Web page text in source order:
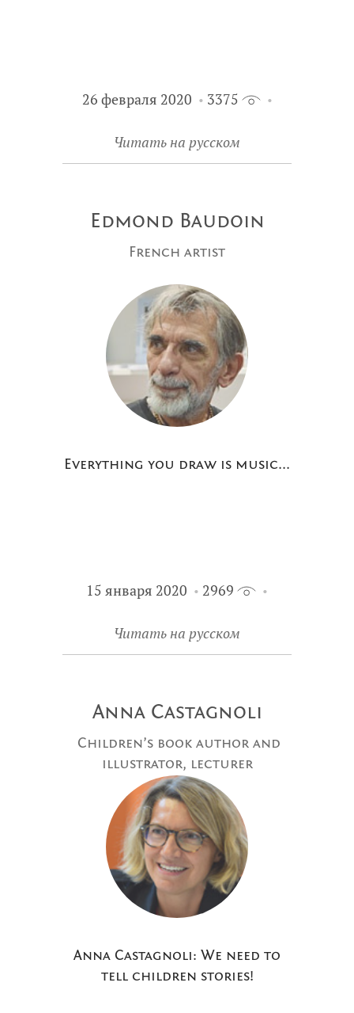
26 февраля 2020 3375
Читать на русском
Edmond Baudoin
French artist
Everything you draw is music...
15 января 2020 2969
Читать на русском
Anna Castagnoli
Children’s book author and
illustrator, lecturer
Anna Castagnoli: We need to
tell children stories!